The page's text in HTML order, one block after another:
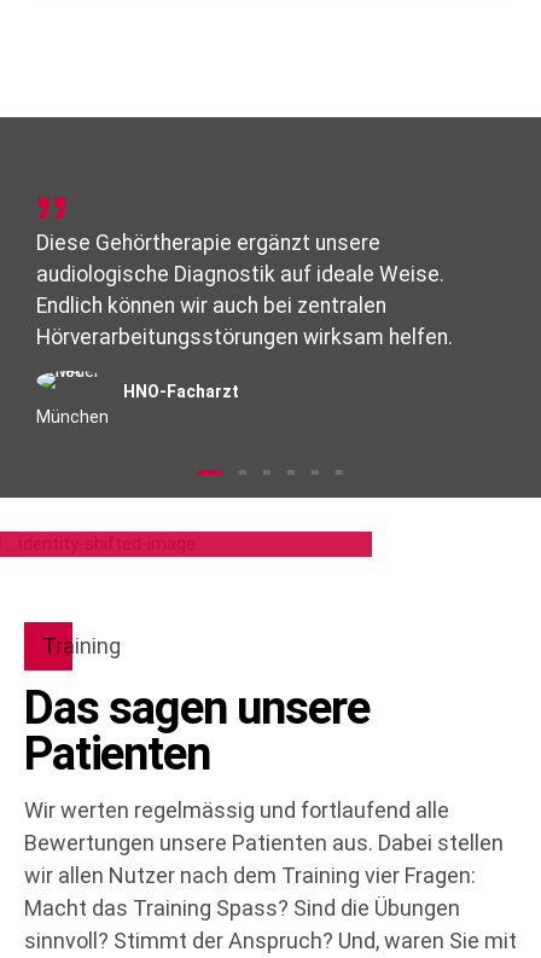
Diese Gehörtherapie ergänzt unsere
audiologische Diagnostik auf ideale Weise.
Endlich können wir auch bei zentralen
Hörverarbeitungsstörungen wirksam helfen.
HNO-Facharzt
München
Training
Das sagen unsere
Patienten
Wir werten regelmässig und fortlaufend alle
Bewertungen unsere Patienten aus. Dabei stellen
wir allen Nutzer nach dem Training vier Fragen:
Macht das Training Spass? Sind die Übungen
sinnvoll? Stimmt der Anspruch? Und, waren Sie mit